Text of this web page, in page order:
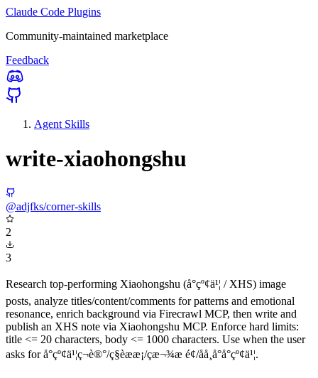
Claude Code Plugins
Community-maintained marketplace
Feedback
Agent Skills
write-xiaohongshu
@adjfks/corner-skills
2
3
Research top-performing Xiaohongshu (å°çº¢ä¹¦ / XHS) image
posts, analyze titles/content/comments for patterns and emotional
resonance, enrich background via Firecrawl MCP, then write and
publish an XHS note via Xiaohongshu MCP. Enforce hard limits:
title <= 20 characters, body <= 1000 characters. Use when the user
asks for å°çº¢ä¹¦ç¬è®°/ç§èææ¡/çæ¬¾æ é¢/åå¸å°å°çº¢ä¹¦.